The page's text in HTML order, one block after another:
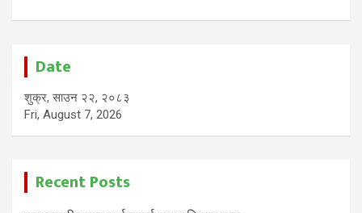
Date
शुक्र, साउन २२, २०८३
Fri, August 7, 2026
Recent Posts